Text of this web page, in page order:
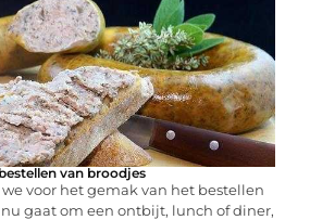
van broodjes
voor het gemak van het bestellen
gaat om een ontbijt, lunch of diner,